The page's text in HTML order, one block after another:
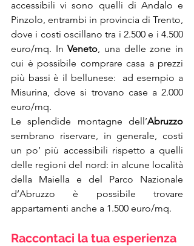
accessibili vi sono quelli di Andalo e
Pinzolo, entrambi in provincia di Trento,
dove i costi oscillano tra i 2.500 e i 4.500
euro/mq. In Veneto , una delle zone in
cui è possibile comprare casa a prezzi
più bassi è il bellunese:  ad esempio a
Misurina, dove si trovano case a 2.000
euro/mq.
Le splendide montagne dell’Abruzzo
sembrano riservare, in generale, costi
un po’ più accessibili rispetto a quelli
delle regioni del nord: in alcune località
della Maiella e del Parco Nazionale
d’Abruzzo è possibile trovare
appartamenti anche a 1.500 euro/mq.
Raccontaci la tua esperienza